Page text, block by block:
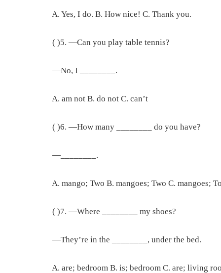
A. Yes, I do. B. How nice! C. Thank you.
( )5. —Can you play table tennis?
—No, I ________.
A. am not B. do not C. can’t
( )6. —How many ________ do you have?
—________.
A. mango; Two B. mangoes; Two C. mangoes;
( )7. —Where ________ my shoes?
—They’re in the ________, under the bed.
A. are; bedroom B. is; bedroom C. are; living